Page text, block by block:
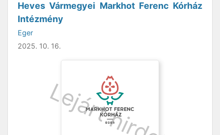
Heves Vármegyei Markhot Ferenc Kórház
Intézmény
Eger
2025. 10. 16.